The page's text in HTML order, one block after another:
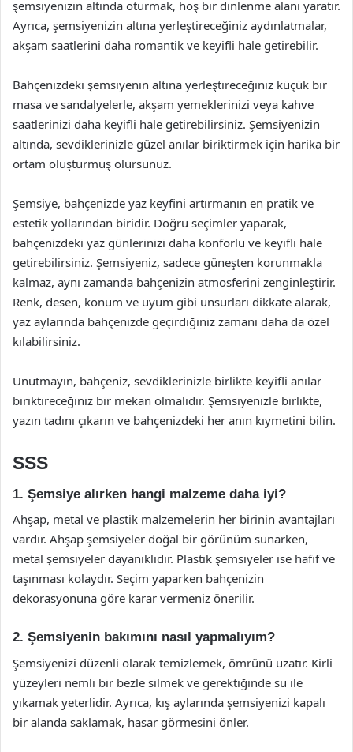
şemsiyenizin altında oturmak, hoş bir dinlenme alanı yaratır.
Ayrıca, şemsiyenizin altına yerleştireceğiniz aydınlatmalar,
akşam saatlerini daha romantik ve keyifli hale getirebilir.
Bahçenizdeki şemsiyenin altına yerleştireceğiniz küçük bir
masa ve sandalyelerle, akşam yemeklerinizi veya kahve
saatlerinizi daha keyifli hale getirebilirsiniz. Şemsiyenizin
altında, sevdiklerinizle güzel anılar biriktirmek için harika bir
ortam oluşturmuş olursunuz.
Şemsiye, bahçenizde yaz keyfini artırmanın en pratik ve
estetik yollarından biridir. Doğru seçimler yaparak,
bahçenizdeki yaz günlerinizi daha konforlu ve keyifli hale
getirebilirsiniz. Şemsiyeniz, sadece güneşten korunmakla
kalmaz, aynı zamanda bahçenizin atmosferini zenginleştirir.
Renk, desen, konum ve uyum gibi unsurları dikkate alarak,
yaz aylarında bahçenizde geçirdiğiniz zamanı daha da özel
kılabilirsiniz.
Unutmayın, bahçeniz, sevdiklerinizle birlikte keyifli anılar
biriktireceğiniz bir mekan olmalıdır. Şemsiyenizle birlikte,
yazın tadını çıkarın ve bahçenizdeki her anın kıymetini bilin.
SSS
1. Şemsiye alırken hangi malzeme daha iyi?
Ahşap, metal ve plastik malzemelerin her birinin avantajları
vardır. Ahşap şemsiyeler doğal bir görünüm sunarken,
metal şemsiyeler dayanıklıdır. Plastik şemsiyeler ise hafif ve
taşınması kolaydır. Seçim yaparken bahçenizin
dekorasyonuna göre karar vermeniz önerilir.
2. Şemsiyenin bakımını nasıl yapmalıyım?
Şemsiyenizi düzenli olarak temizlemek, ömrünü uzatır. Kirli
yüzeyleri nemli bir bezle silmek ve gerektiğinde su ile
yıkamak yeterlidir. Ayrıca, kış aylarında şemsiyenizi kapalı
bir alanda saklamak, hasar görmesini önler.